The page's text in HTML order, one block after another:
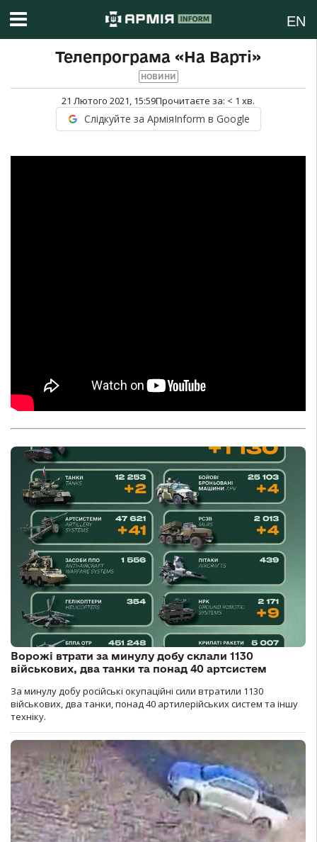
EN
Телепрограма «На Варті»
НОВИНИ
21 Лютого 2021, 15:59Прочитаєте за: < 1 хв.
Слідкуйте за АрміяInform в Google
Ворожі втрати за минулу добу склали 1130
військових, два танки та понад 40 артсистем
За минулу добу російські окупаційні сили втратили 1130
військових, два танки, понад 40 артилерійських систем та іншу
техніку.